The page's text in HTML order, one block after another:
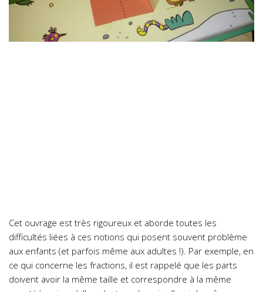
Cet ouvrage est très rigoureux et aborde toutes les
difficultés liées à ces notions qui posent souvent problème
aux enfants (et parfois même aux adultes !). Par exemple, en
ce qui concerne les fractions, il est rappelé que les parts
doivent avoir la même taille et correspondre à la même